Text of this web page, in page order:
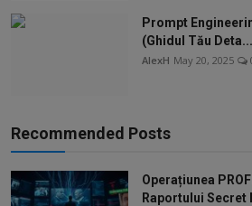
Prompt
(Ghidul Tău Deta...
AlexH May 20, 2025
Recommended Posts
Operațiunea
Raportului Secret